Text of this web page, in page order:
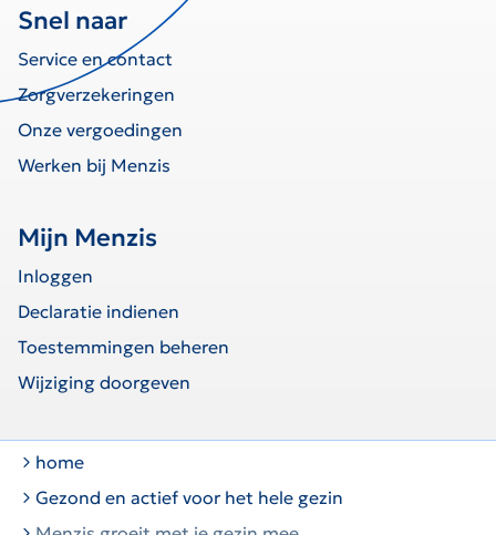
Snel naar
Service en contact
Zorgverzekeringen
Onze vergoedingen
Werken bij Menzis
Mijn Menzis
Inloggen
Declaratie indienen
Toestemmingen beheren
Wijziging doorgeven
home
Gezond en actief voor het hele gezin